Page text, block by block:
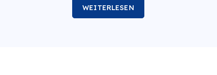
WEITERLESEN